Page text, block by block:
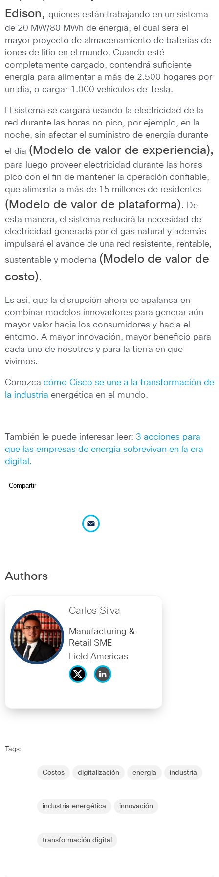
Edison, quienes están trabajando en un sistema
de 20 MW/80 MWh de energía, el cual será el
mayor proyecto de almacenamiento de baterías de
iones de litio en el mundo. Cuando esté
completamente cargado, contendrá suficiente
energía para alimentar a más de 2.500 hogares por
un día, o cargar 1.000 vehículos de Tesla.
El sistema se cargará usando la electricidad de la
red durante las horas no pico, por ejemplo, en la
noche, sin afectar el suministro de energía durante
el día (Modelo de valor de experiencia),
para luego proveer electricidad durante las horas
pico con el fin de mantener la operación confiable,
que alimenta a más de 15 millones de residentes
(Modelo de valor de plataforma). De
esta manera, el sistema reducirá la necesidad de
electricidad generada por el gas natural y además
impulsará el avance de una red resistente, rentable,
sustentable y moderna (Modelo de valor de
costo).
Es así, que la disrupción ahora se apalanca en
combinar modelos innovadores para generar aún
mayor valor hacia los consumidores y hacia el
entorno. A mayor innovación, mayor beneficio para
cada uno de nosotros y para la tierra en que
vivimos.
Conozca cómo Cisco se une a la transformación de
la industria energética en el mundo.
También le puede interesar leer: 3 acciones para
que las empresas de energía sobrevivan en la era
digital.
Compartir
Authors
Carlos Silva
Manufacturing &
Retail SME
Field Americas
Tags:
Costos digitalización energía industria
industria energética innovación
transformación digital